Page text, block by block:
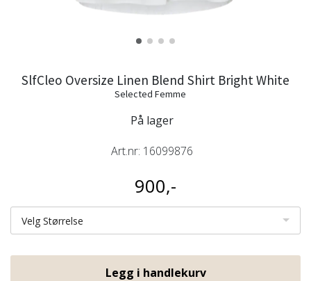
SlfCleo Oversize Linen Blend Shirt Bright White
Selected Femme
På lager
Art.nr: 16099876
900,-
Velg Størrelse
Legg i handlekurv